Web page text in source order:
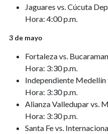
Jaguares vs. Cúcuta
Hora: 4:00 p.m.
3 de mayo
Fortaleza vs.
Hora: 3:30 p.m.
Independiente Medellín
Hora: 3:30 p.m.
Alianza Valledupar vs.
Hora: 3:30 p.m.
Santa Fe vs.